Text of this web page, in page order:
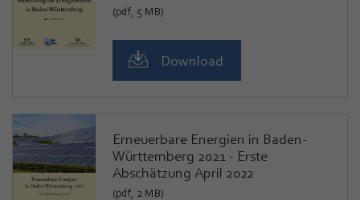
(pdf, 5 MB)
Download
Erneuerbare Energien in Baden-
Württemberg 2021 - Erste
Abschätzung April 2022
(pdf, 2 MB)